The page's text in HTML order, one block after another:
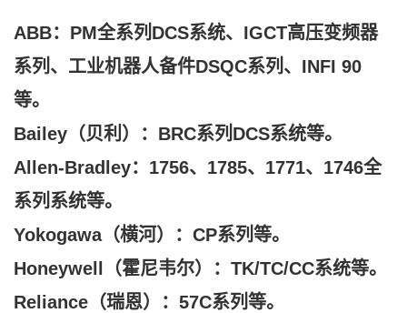
ABB：PM全系列DCS系统、IGCT高压变频器
系列、工业机器人备件DSQC系列、INFI 90
等。
Bailey（贝利）：BRC系列DCS系统等。
Allen-Bradley：1756、1785、1771、1746全
系列系统等。
Yokogawa（横河）：CP系列等。
Honeywell（霍尼韦尔）：TK/TC/CC系统等。
Reliance（瑞恩）：57C系列等。